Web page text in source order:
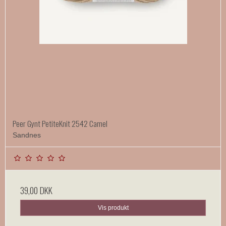
Peer Gynt PetiteKnit 2542 Camel
Sandnes
39,00 DKK
Vis produkt